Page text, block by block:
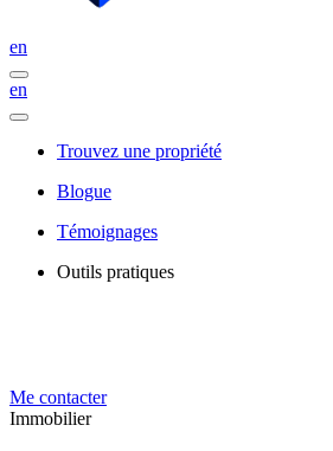
en
en
Trouvez une propriété
Blogue
Témoignages
Outils pratiques
Me contacter
Immobilier